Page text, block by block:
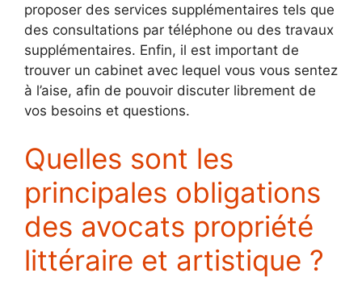
proposer des services supplémentaires tels que
des consultations par téléphone ou des travaux
supplémentaires. Enfin, il est important de
trouver un cabinet avec lequel vous vous sentez
à l’aise, afin de pouvoir discuter librement de
vos besoins et questions.
Quelles sont les
principales obligations
des avocats propriété
littéraire et artistique ?